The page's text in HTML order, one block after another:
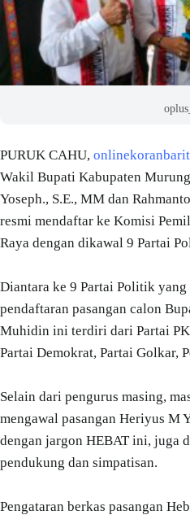
PURUK CAHU,
Wakil Bupati Kabupaten
Yoseph., S.E., MM dan
resmi mendaftar ke Komisi
Raya dengan dikawal 9 Partai
Diantara ke 9 Partai Politik
pendaftaran pasangan calon
Muhidin ini terdiri dari Partai
Partai Demokrat, Partai Golkar,
Selain dari pengurus masing,
mengawal pasangan Heriyus M
dengan jargon HEBAT ini, juga
pendukung dan simpatisan.
Pengataran berkas pasangan